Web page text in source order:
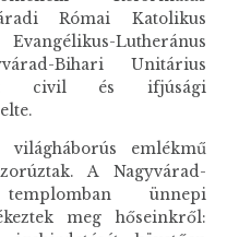
Római Katolikus
Lutheránus
Bihari Unitárius
civil és ifjúsági
emlékmű
A Nagyvárad-
ünnepi
meg hőseinkről: